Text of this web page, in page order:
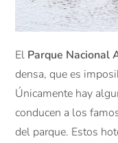
El Parque Nacional
densa, que es
Únicamente hay
conducen a los
del parque. Estos